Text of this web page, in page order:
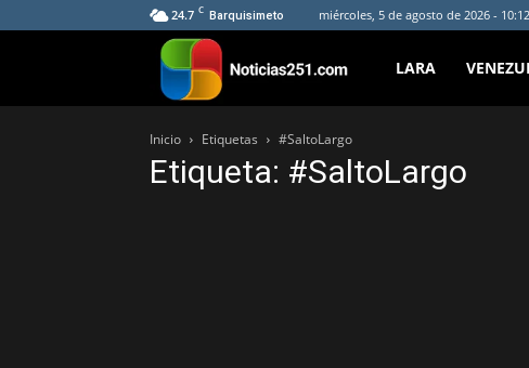
24.7 C Barquisimeto miércoles, 5 de agosto de 2026 -
Noticias251
LARA
Inicio Etiquetas #SaltoLargo
Etiqueta: #SaltoLargo